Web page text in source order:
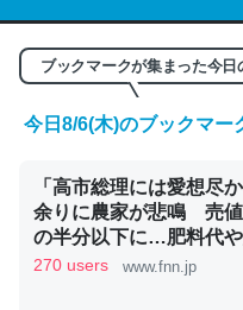
くらい。小説でいう「ず
ど、短期記憶というには
かりやすく強くなりそう
─GPTの仕組みと限界につい
ブックマークが集まった今日
今日8/6(木)のブックマー
「高市総理には愛想尽
余りに農家が悲鳴 売
の半分以下に…肥料代
騰「今年でやめる」農家
270 users www.fnn.jp